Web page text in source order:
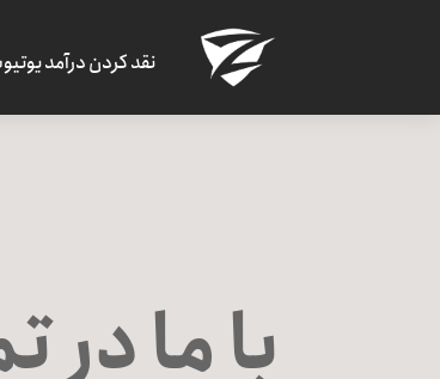
نقد کردن درآمد
با ما